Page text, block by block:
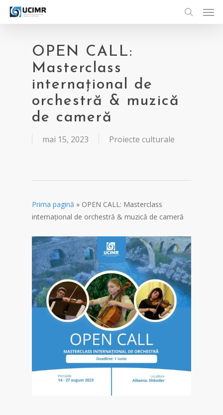
Skip
search
OPEN CALL:
Masterclass
internațional de
orchestră & muzică
de cameră
mai 15, 2023 Proiecte culturale
Prima pagină » OPEN CALL: Masterclass
internațional de orchestră & muzică de cameră